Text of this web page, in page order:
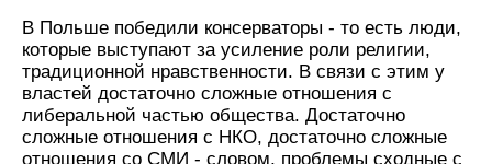
В Польше победили консерваторы - то есть люди,
которые выступают за усиление роли религии,
традиционной нравственности. В связи с этим у
властей достаточно сложные отношения с
либеральной частью общества. Достаточно
сложные отношения с НКО, достаточно сложные
отношения со СМИ - словом, проблемы сходные с